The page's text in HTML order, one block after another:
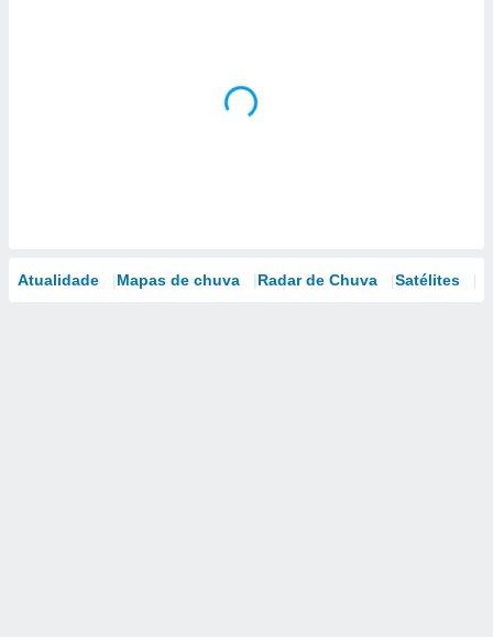
Atualidade Mapas de chuva Radar de Chuva Satélites